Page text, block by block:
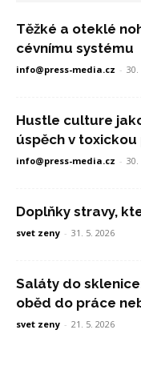
Těžké a oteklé
cévnímu systému
info@press-media.cz - 30.
Hustle culture
úspěch v toxickou
info@press-media.cz - 30.
Doplňky stravy,
svet zeny - 31. 5. 2026
Saláty do
oběd do práce
svet zeny - 21. 5. 2026